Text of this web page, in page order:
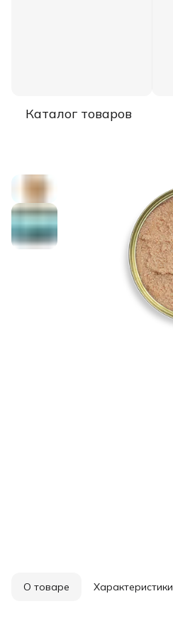
Каталог товаров
О товаре Характеристики